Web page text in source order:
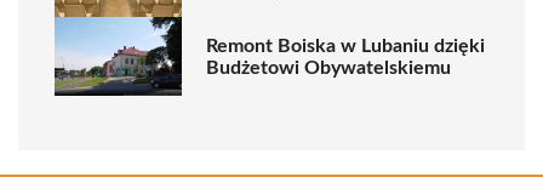
Remont Boiska w Lubaniu dzięki
Budżetowi Obywatelskiemu